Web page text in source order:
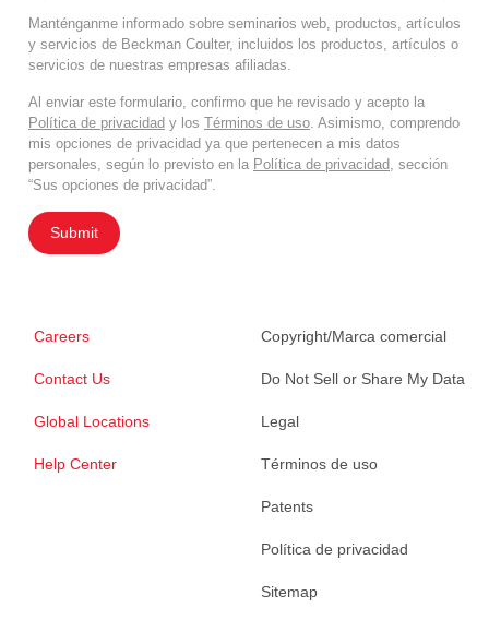
Manténganme informado sobre seminarios web, productos, artículos
y servicios de Beckman Coulter, incluidos los productos, artículos o
servicios de nuestras empresas afiliadas.
Al enviar este formulario, confirmo que he revisado y acepto la
Política de privacidad y los Términos de uso . Asimismo, comprendo
mis opciones de privacidad ya que pertenecen a mis datos
personales, según lo previsto en la Política de privacidad , sección
“Sus opciones de privacidad”.
Submit
Careers
Contact Us
Global Locations
Help Center
Copyright/Marca comercial
Do Not Sell or Share My Data
Legal
Términos de uso
Patents
Política de privacidad
Sitemap